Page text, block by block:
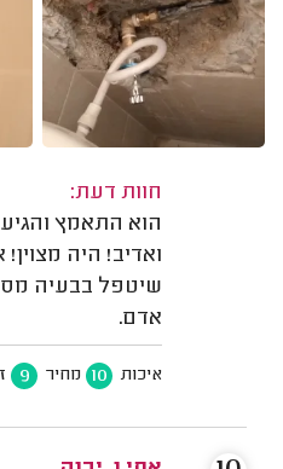
חוות דעת:
הוא התאמץ
ואדיב! היה
שיטפל בבעיה
אדם.
איכות 10 מחיר 9